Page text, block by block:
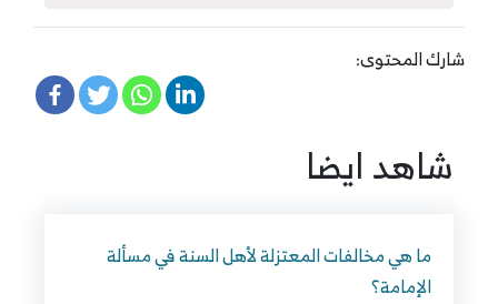
شارك المحتوى:
شاهد ايضا
ما هي مخالفات المعتزلة لأهل السنة في مسألة
الإمامة؟